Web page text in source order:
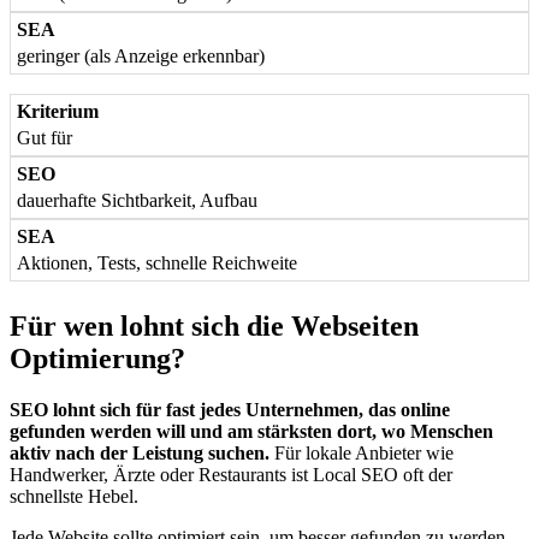
geringer (als Anzeige erkennbar)
Gut für
dauerhafte Sichtbarkeit, Aufbau
Aktionen, Tests, schnelle Reichweite
Für wen lohnt sich die Webseiten
Optimierung?
SEO lohnt sich für fast jedes Unternehmen, das online
gefunden werden will und am stärksten dort, wo Menschen
aktiv nach der Leistung suchen. Für lokale Anbieter wie
Handwerker, Ärzte oder Restaurants ist Local SEO oft der
schnellste Hebel.